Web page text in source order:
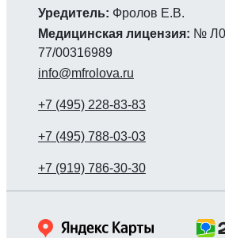
Уредитель: Фролов Е.В.
Медицинская лицензия: №
77/00316989
info@mfrolova.ru